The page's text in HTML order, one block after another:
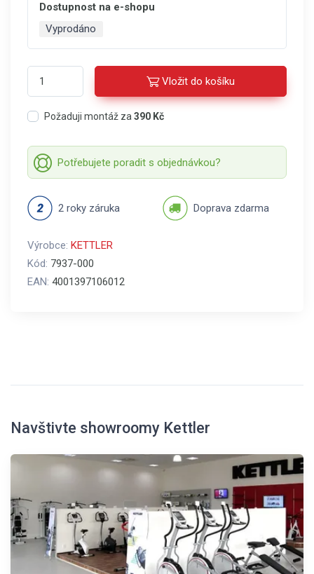
Dostupnost na e-shopu
Vyprodáno
Vložit do košíku
Požaduji montáž za 390 Kč
Potřebujete poradit s objednávkou?
2 roky záruka Doprava zdarma
Výrobce: KETTLER
Kód: 7937-000
EAN: 4001397106012
Navštivte showroomy Kettler